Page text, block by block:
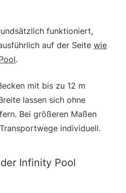
funktioniert,
auf der Seite wie
.
mit bis zu 12 m
lassen sich ohne
Bei größeren Maßen
individuell.
Infinity Pool